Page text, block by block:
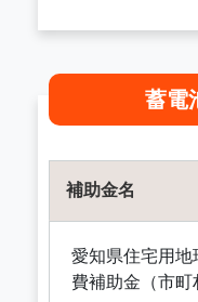
蓄電
補助金名
愛知県住宅用地
費補助金（市町